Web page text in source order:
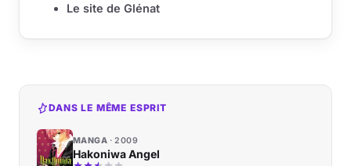
Le site de Glénat
DANS LE MÊME ESPRIT
MANGA 2009
Hakoniwa Angel